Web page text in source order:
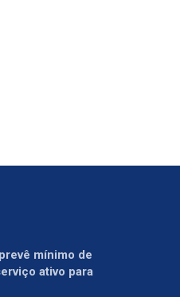
mínimo de
ativo para